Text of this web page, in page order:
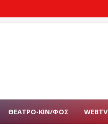
ΘΕΑΤΡΟ-ΚΙΝ/ΦΟΣ WEBTV